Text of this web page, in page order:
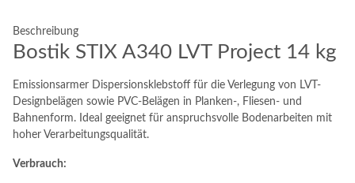
Beschreibung
Bostik STIX A340 LVT Project 14 kg
Emissionsarmer Dispersionsklebstoff für die Verlegung von LVT-
Designbelägen sowie PVC-Belägen in Planken-, Fliesen- und
Bahnenform. Ideal geeignet für anspruchsvolle Bodenarbeiten mit
hoher Verarbeitungsqualität.
Verbrauch: